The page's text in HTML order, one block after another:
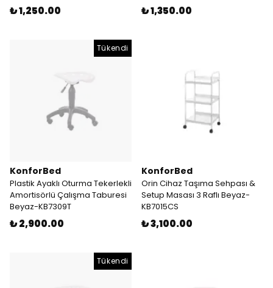
₺ 1,250.00 ₺ 1,350.00
Tükendi
KonforBed
Plastik Ayaklı Oturma Tekerlekli
Amortisörlü Çalışma Taburesi
Beyaz-KB7309T
₺ 2,900.00
KonforBed
Orin Cihaz Taşıma Sehpası &
Setup Masası 3 Raflı Beyaz-
KB7015CS
₺ 3,100.00
Tükendi